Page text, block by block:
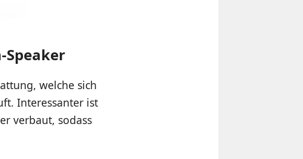
Speaker
welche sich
Interessanter ist
verbaut, sodass